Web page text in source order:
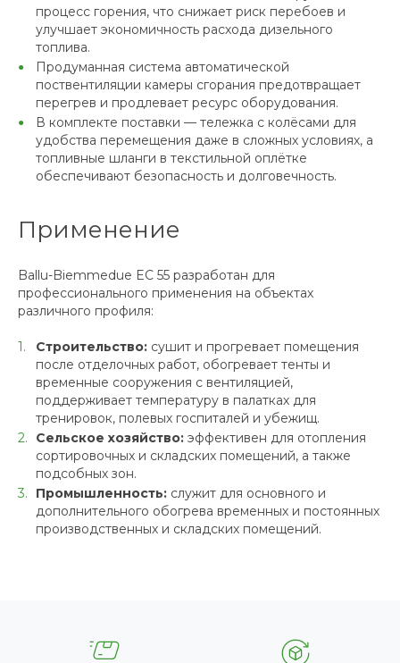
процесс горения, что снижает риск перебоев и
улучшает экономичность расхода дизельного
топлива.
Продуманная система автоматической
поствентиляции камеры сгорания предотвращает
перегрев и продлевает ресурс оборудования.
В комплекте поставки — тележка с колёсами для
удобства перемещения даже в сложных условиях, а
топливные шланги в текстильной оплётке
обеспечивают безопасность и долговечность.
Применение
Ballu-Biemmedue EC 55 разработан для
профессионального применения на объектах
различного профиля:
Строительство: сушит и прогревает помещения
после отделочных работ, обогревает тенты и
временные сооружения с вентиляцией,
поддерживает температуру в палатках для
тренировок, полевых госпиталей и убежищ.
Сельское хозяйство: эффективен для отопления
сортировочных и складских помещений, а также
подсобных зон.
Промышленность: служит для основного и
дополнительного обогрева временных и постоянных
производственных и складских помещений.